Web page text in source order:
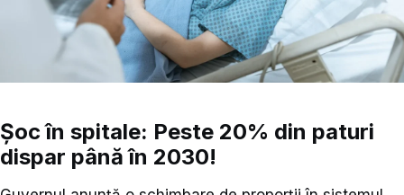
Șoc în spitale: Peste 20% din paturi
dispar până în 2030!